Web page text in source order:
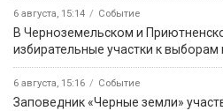
6 августа, 15:14 Событие
В Черноземельском и
избирательные участки к выборам
6 августа, 15:16 Событие
Заповедник «Черные земли»